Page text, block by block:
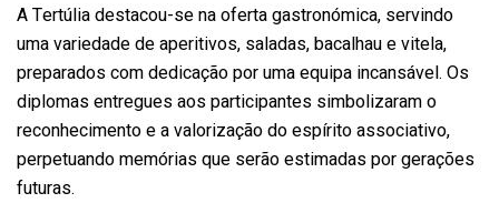
A Tertúlia destacou-se na oferta gastronómica, servindo
uma variedade de aperitivos, saladas, bacalhau e vitela,
preparados com dedicação por uma equipa incansável. Os
diplomas entregues aos participantes simbolizaram o
reconhecimento e a valorização do espírito associativo,
perpetuando memórias que serão estimadas por gerações
futuras.